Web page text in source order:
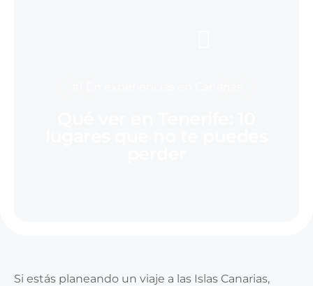
Si estás planeando un viaje a las Islas Canarias,